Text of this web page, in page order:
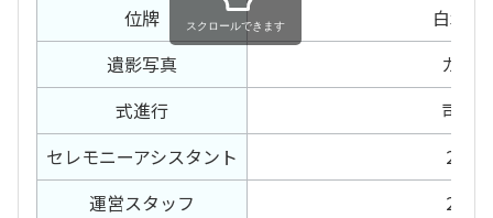
位牌
白木位
遺影写真
カラー
式進行
司会者
セレモニーアシスタント
2日間
運営スタッフ
2日間
スクロールできます